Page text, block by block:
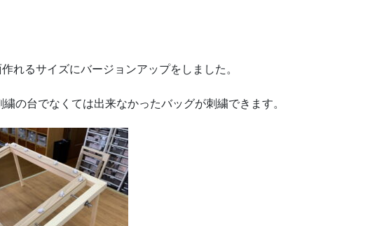
れるサイズにバージョンアップをしました。
の台でなくては出来なかったバッグが刺繍できます。